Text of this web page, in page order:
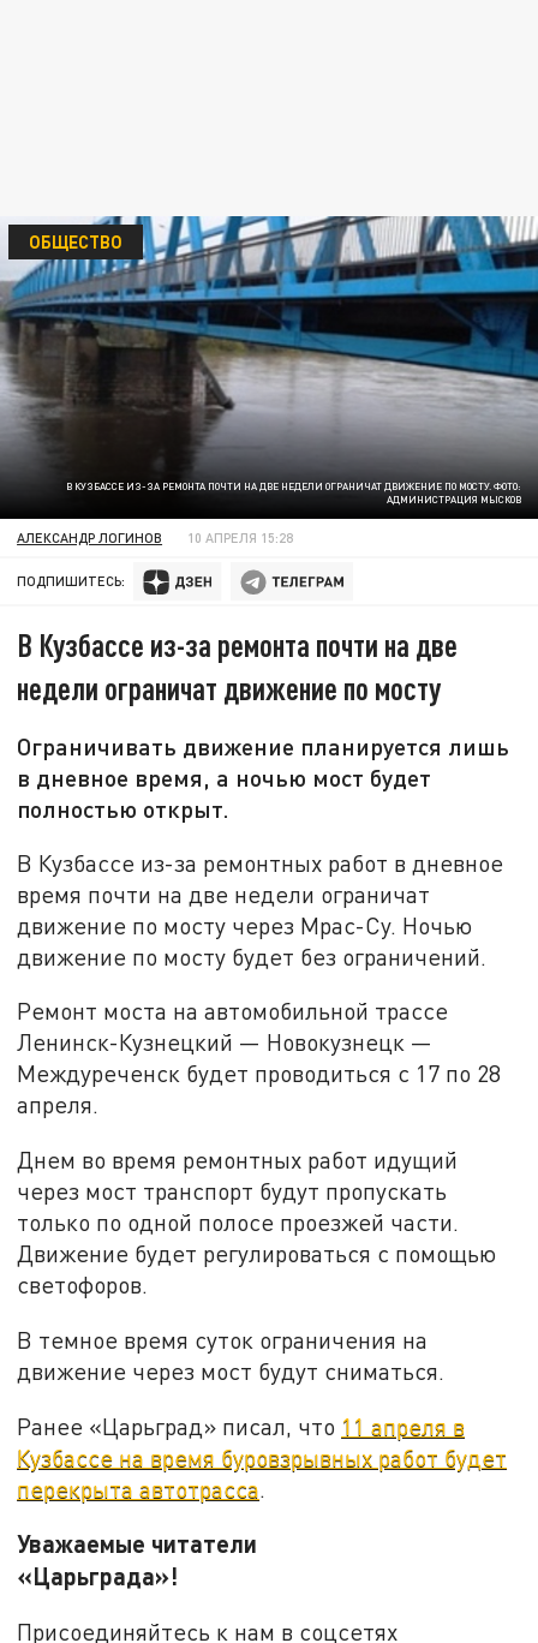
В КУЗБАССЕ ИЗ-ЗА РЕМОНТА ПОЧТИ НА ДВЕ НЕДЕЛИ ОГРАНИЧАТ ДВИЖЕНИЕ ПО МОСТУ. ФОТО:
АДМИНИСТРАЦИЯ МЫСКОВ
ОБЩЕСТВО
АЛЕКСАНДР ЛОГИНОВ 10 АПРЕЛЯ 15:28
ПОДПИШИТЕСЬ:
В Кузбассе из-за ремонта почти на две
недели ограничат движение по мосту
Ограничивать движение планируется лишь
в дневное время, а ночью мост будет
полностью открыт.
В Кузбассе из-за ремонтных работ в дневное
время почти на две недели ограничат
движение по мосту через Мрас-Су. Ночью
движение по мосту будет без ограничений.
Ремонт моста на автомобильной трассе
Ленинск-Кузнецкий — Новокузнецк —
Междуреченск будет проводиться с 17 по 28
апреля.
Днем во время ремонтных работ идущий
через мост транспорт будут пропускать
только по одной полосе проезжей части.
Движение будет регулироваться с помощью
светофоров.
В темное время суток ограничения на
движение через мост будут сниматься.
Ранее «Царьград» писал, что 11 апреля в
Кузбассе на время буровзрывных работ будет
перекрыта автотрасса
Уважаемые читатели
«Царьграда»!
Присоединяйтесь к нам в соцсетях